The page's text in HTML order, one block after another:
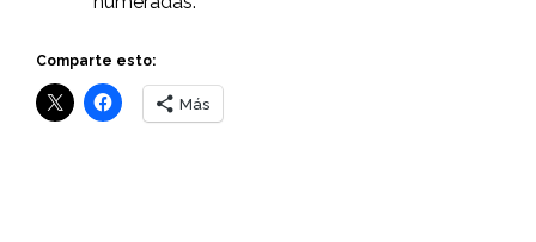
Comparte esto:
Más